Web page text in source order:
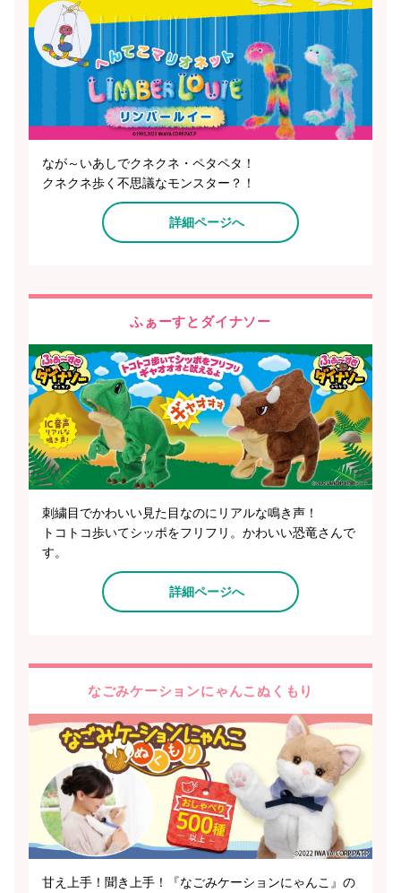
なが～いあしでクネクネ・ペタペタ！
クネクネ歩く不思議なモンスター？！
詳細ページへ
ふぁーすとダイナソー
刺繍目でかわいい見た目なのにリアルな鳴き声！
トコトコ歩いてシッポをフリフリ。かわいい恐竜さんで
す。
詳細ページへ
なごみケーションにゃんこぬくもり
甘え上手！聞き上手！『なごみケーションにゃんこ』の